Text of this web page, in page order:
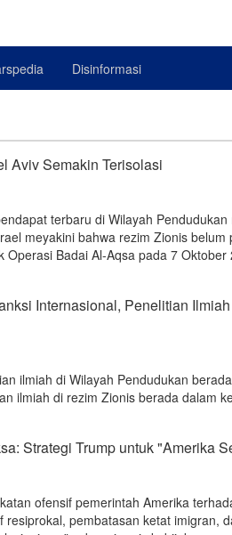
Disinformasi
Aviv Semakin Terisolasi
terbaru di Wilayah
meyakini bahwa rezim Zionis belum
Operasi Badai Al-Aqsa pada 7 Oktober
Internasional, Penelitian
ilmiah di Wilayah Pendudukan
ilmiah di rezim Zionis berada dalam
Strategi Trump untuk "Amerika
ofensif pemerintah Amerika
resiprokal, pembatasan ketat imigran,